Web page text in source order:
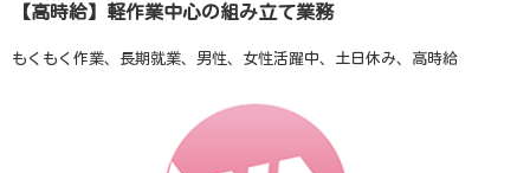
【高時給】軽作業中心の組み立て業務
もくもく作業、長期就業、男性、女性活躍中、土日休み、高時給